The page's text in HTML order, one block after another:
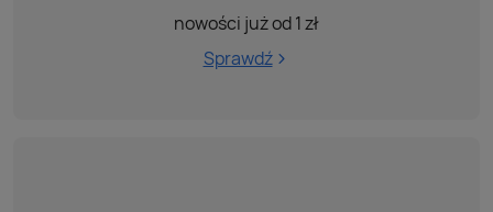
nowości już od 1 zł
Sprawdź